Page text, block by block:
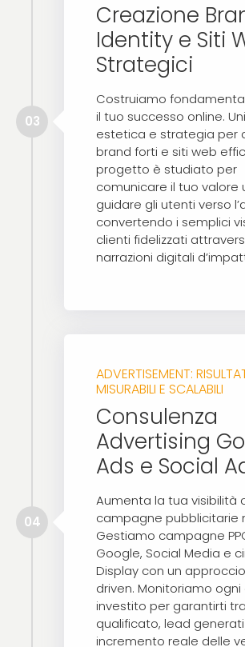
Creazione
Identity e Siti
Strategici
Costruiamo
il tuo successo online.
estetica e strategia per
brand forti e siti web
progetto è studiato per
comunicare il tuo valore
guidare gli utenti verso
convertendo i semplici
clienti fidelizzati
narrazioni digitali
03
ADVERTISEMENT:
MISURABILI E SCALABILI
Consulenza
Advertising
Ads e Social
Aumenta la tua visibilità
campagne pubblicitarie
Gestiamo campagne
Google, Social Media e
Display con un
driven. Monitoriamo
investito per garantirti
qualificato, lead
incremento reale delle
04